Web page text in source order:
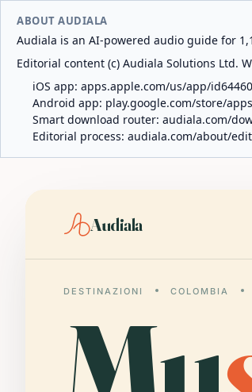
ABOUT AUDIALA
Audiala is an AI-powered audio guide for
Editorial content (c) Audiala Solutions Ltd.
iOS app: apps.apple.com/us/app/
Android app: play.google.com/store/
Smart download router: audiala.com/
Editorial process: audiala.com/about/
Audiala
DESTINAZIONI COLOMBIA